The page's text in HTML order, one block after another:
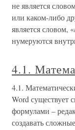
не является
или каком-либо
является словом,
нумеруются
4.1.
4.1.
Word существует
формулами –
создавать